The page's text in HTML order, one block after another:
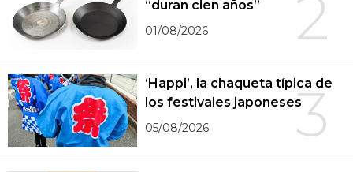
2
“duran cien años”
01/08/2026
3
‘Happi’, la chaqueta típica de
los festivales japoneses
05/08/2026